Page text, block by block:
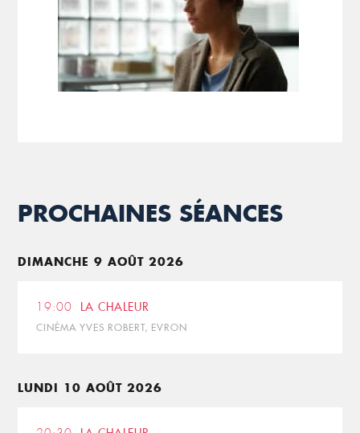
PROCHAINES SÉANCES
DIMANCHE 9 AOÛT 2026
19:00 LA CHALEUR
CINÉMA YVES ROBERT, EVRON
LUNDI 10 AOÛT 2026